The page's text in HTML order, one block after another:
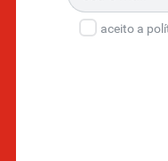
aceito a